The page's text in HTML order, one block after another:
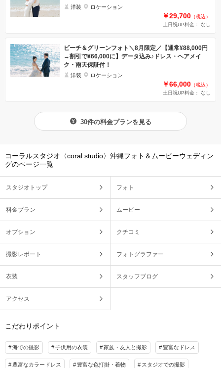
洋装 ロケーション
￥29,700 （税込）
土日祝UP料金： なし
ビーチ＆グリーンフォト＼8月限定／【通常¥88,000円
→割引で¥66,000に】データ込み♪ドレス・ヘアメイ
ク・雨天保証付！
洋装 ロケーション
￥66,000 （税込）
土日祝UP料金： なし
30件の料金プランを見る
コーラルスタジオ〈coral studio〉沖縄フォト＆ムービーウェディン
グのページ一覧
スタジオトップ フォト
料金プラン ムービー
オプション クチコミ
撮影レポート フォトグラファー
衣装 スタッフブログ
アクセス
こだわりポイント
海での撮影 子供用の衣装 家族・友人と撮影 豊富なドレス
豊富なカラードレス 豊富な色打掛・着物 スタジオでの撮影